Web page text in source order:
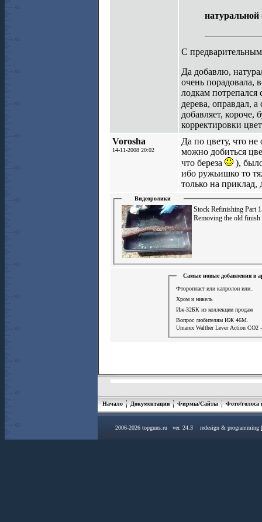
C
Да добавлю,
очень порадовала,
лодкам
дерева, оправдал,
добавляет, короче,
корректировки
Vorosha
14-11-2008 20:02
Да по цвету, что
можно добиться
что береза
),
ибо ружьишко то
только на приклад,
Видеоролики
Stock Refinishing Part
Removing the old finish
Самые новые добавления в
Фторопласт или капролон или..
Хром и никель
Иж-32БК из коллекции продам
Вопрос любителям ИЖ 46М.
Umarex Walther Lever Action СО2 -
Начало Документация Фирмы/Сайты Фото/голоса
2006-2026 topguns.ru ver. 24.3 redesign & programming